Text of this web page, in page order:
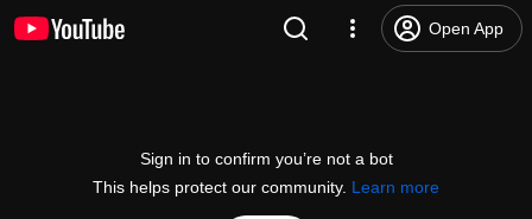
Open App
Sign in to confirm you’re not a bot
This helps protect our community. Learn more